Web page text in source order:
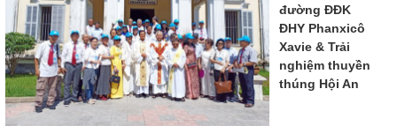
đường ĐĐK
ĐHY Phanxicô
Xavie & Trải
nghiệm thuyền
thúng Hội An